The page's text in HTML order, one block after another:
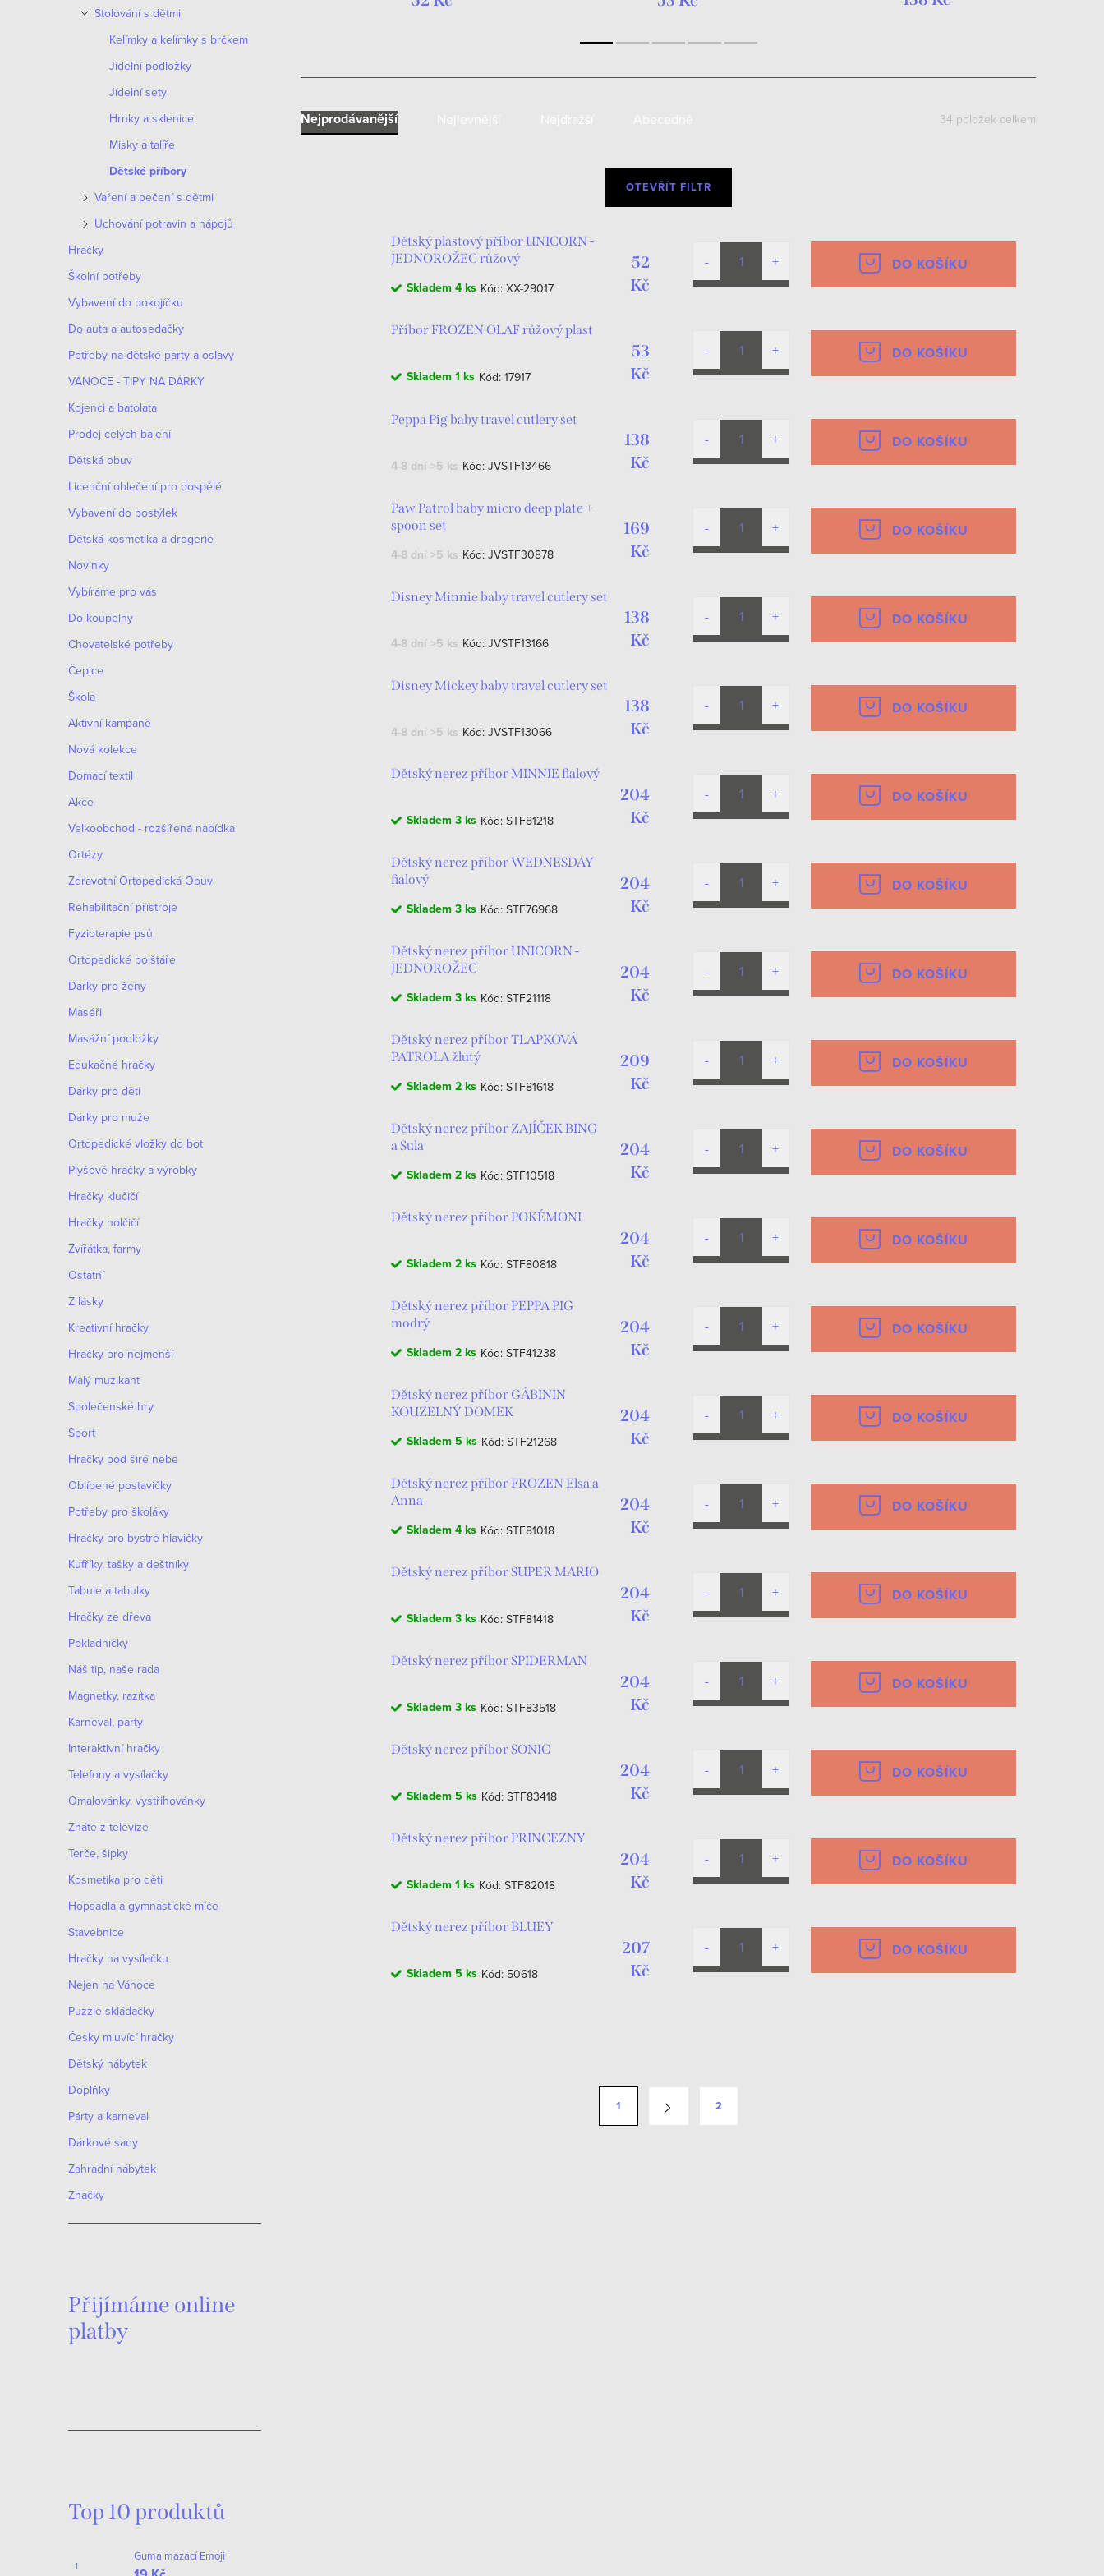
n
Stolování s dětmi
Kelímky a kelímky s brčkem
Jídelní podložky
Jídelní sety
Hrnky a sklenice
Misky a talíře
Dětské příbory
Vaření a pečení s dětmi
Uchování potravin a nápojů
Hračky
Školní potřeby
Vybavení do pokojíčku
Do auta a autosedačky
Potřeby na dětské party a oslavy
VÁNOCE - TIPY NA DÁRKY
Kojenci a batolata
Prodej celých balení
Dětská obuv
Licenční oblečení pro dospělé
Vybavení do postýlek
Dětská kosmetika a drogerie
Novinky
Vybíráme pro vás
Do koupelny
Chovatelské potřeby
Čepice
Škola
Aktivní kampaně
Nová kolekce
Domací textil
Akce
Velkoobchod - rozšířená nabídka
Ortézy
Zdravotní Ortopedická Obuv
Rehabilitační přístroje
Fyzioterapie psů
Ortopedické polštáře
Dárky pro ženy
Maséři
Masážní podložky
Edukačné hračky
Dárky pro děti
Dárky pro muže
Оrtopedické vložky do bot
Plyšové hračky a výrobky
Hračky klučičí
Hračky holčičí
Zvířátka, farmy
Ostatní
Z lásky
Kreativní hračky
Hračky pro nejmenší
Malý muzikant
Společenské hry
Sport
Hračky pod širé nebe
Oblíbené postavičky
Potřeby pro školáky
Hračky pro bystré hlavičky
Kufříky, tašky a deštníky
Tabule a tabulky
Hračky ze dřeva
Pokladničky
Náš tip, naše rada
Magnetky, razítka
Karneval, party
Interaktivní hračky
Telefony a vysílačky
Omalovánky, vystřihovánky
Znáte z televize
Terče, šipky
Kosmetika pro děti
Hopsadla a gymnastické míče
Stavebnice
Hračky na vysílačku
Nejen na Vánoce
Puzzle skládačky
Česky mluvící hračky
Dětský nábytek
Doplňky
Párty a karneval
Dárkové sady
Zahradní nábytek
Značky
Přijímáme online
platby
Top 10 produktů
Guma mazací Emoji
Ř
Nejprodávanější 34 položek celkem
OTEVŘÍT FILTR
Dětský plastový příbor UNICORN -
JEDNOROŽEC růžový
Skladem 4 ks Kód: XX-29017
52
Kč
DO KOŠÍKU
Příbor FROZEN OLAF růžový plast
Skladem 1 ks Kód: 17917
53
Kč
DO KOŠÍKU
Peppa Pig baby travel cutlery set
4-8 dní >5 ks Kód: JVSTF13466
138
Kč
DO KOŠÍKU
Paw Patrol baby micro deep plate +
spoon set
4-8 dní >5 ks Kód: JVSTF30878
169
Kč
DO KOŠÍKU
Disney Minnie baby travel cutlery set
4-8 dní >5 ks Kód: JVSTF13166
138
Kč
DO KOŠÍKU
Disney Mickey baby travel cutlery set
4-8 dní >5 ks Kód: JVSTF13066
138
Kč
DO KOŠÍKU
Dětský nerez příbor MINNIE fialový
Skladem 3 ks Kód: STF81218
204
Kč
DO KOŠÍKU
Dětský nerez příbor WEDNESDAY
fialový
Skladem 3 ks Kód: STF76968
204
Kč
DO KOŠÍKU
Dětský nerez příbor UNICORN -
JEDNOROŽEC
Skladem 3 ks Kód: STF21118
204
Kč
DO KOŠÍKU
Dětský nerez příbor TLAPKOVÁ
PATROLA žlutý
Skladem 2 ks Kód: STF81618
209
Kč
DO KOŠÍKU
Dětský nerez příbor ZAJÍČEK BING
a Sula
Skladem 2 ks Kód: STF10518
204
Kč
DO KOŠÍKU
Dětský nerez příbor POKÉMONI
Skladem 2 ks Kód: STF80818
204
Kč
DO KOŠÍKU
Dětský nerez příbor PEPPA PIG
modrý
Skladem 2 ks Kód: STF41238
204
Kč
DO KOŠÍKU
Dětský nerez příbor GÁBININ
KOUZELNÝ DOMEK
Skladem 5 ks Kód: STF21268
204
Kč
DO KOŠÍKU
Dětský nerez příbor FROZEN Elsa a
Anna
Skladem 4 ks Kód: STF81018
204
Kč
DO KOŠÍKU
Dětský nerez příbor SUPER MARIO
Skladem 3 ks Kód: STF81418
204
Kč
DO KOŠÍKU
Dětský nerez příbor SPIDERMAN
Skladem 3 ks Kód: STF83518
204
Kč
DO KOŠÍKU
Dětský nerez příbor SONIC
Skladem 5 ks Kód: STF83418
204
Kč
DO KOŠÍKU
Dětský nerez příbor PRINCEZNY
Skladem 1 ks Kód: STF82018
204
Kč
DO KOŠÍKU
Dětský nerez příbor BLUEY
Skladem 5 ks Kód: 50618
207
Kč
DO KOŠÍKU
1 2